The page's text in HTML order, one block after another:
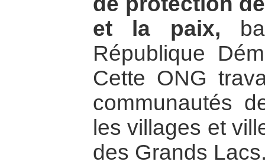
et la paix,
République
Cette ONG
communautés
les villages et
des Grands